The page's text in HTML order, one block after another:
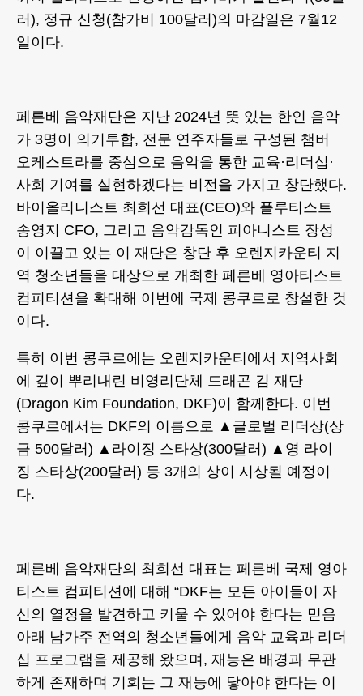
러), 정규 신청(참가비 100달러)의 마감일은 7월12
일이다.
페른베 음악재단은 지난 2024년 뜻 있는 한인 음악
가 3명이 의기투합, 전문 연주자들로 구성된 챔버
오케스트라를 중심으로 음악을 통한 교육·리더십·
사회 기여를 실현하겠다는 비전을 가지고 창단했다.
바이올리니스트 최희선 대표(CEO)와 플루티스트
송영지 CFO, 그리고 음악감독인 피아니스트 장성
이 이끌고 있는 이 재단은 창단 후 오렌지카운티 지
역 청소년들을 대상으로 개최한 페른베 영아티스트
컴피티션을 확대해 이번에 국제 콩쿠르로 창설한 것
이다.
특히 이번 콩쿠르에는 오렌지카운티에서 지역사회
에 깊이 뿌리내린 비영리단체 드래곤 김 재단
(Dragon Kim Foundation, DKF)이 함께한다. 이번
콩쿠르에서는 DKF의 이름으로 ▲글로벌 리더상(상
금 500달러) ▲라이징 스타상(300달러) ▲영 라이
징 스타상(200달러) 등 3개의 상이 시상될 예정이
다.
페른베 음악재단의 최희선 대표는 페른베 국제 영아
티스트 컴피티션에 대해 “DKF는 모든 아이들이 자
신의 열정을 발견하고 키울 수 있어야 한다는 믿음
아래 남가주 전역의 청소년들에게 음악 교육과 리더
십 프로그램을 제공해 왔으며, 재능은 배경과 무관
하게 존재하며 기회는 그 재능에 닿아야 한다는 이